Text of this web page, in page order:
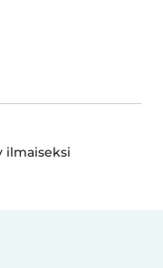
ilmaiseksi